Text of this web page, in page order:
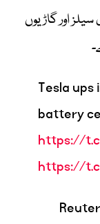
اور گاڑیوں
Tesla
battery
https://
https://